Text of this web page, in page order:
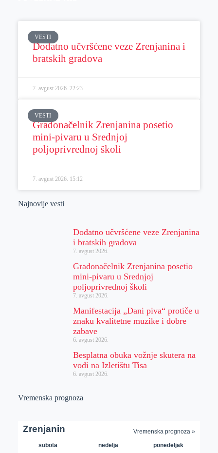
VESTI
Dodatno učvršćene veze Zrenjanina i
bratskih gradova
7. avgust 2026. 22:23
VESTI
Gradonačelnik Zrenjanina posetio
mini-pivaru u Srednjoj
poljoprivrednoj školi
7. avgust 2026. 15:12
Najnovije vesti
Dodatno učvršćene veze Zrenjanina
i bratskih gradova
7. avgust 2026.
Gradonačelnik Zrenjanina posetio
mini-pivaru u Srednjoj
poljoprivrednoj školi
7. avgust 2026.
Manifestacija „Dani piva“ protiče u
znaku kvalitetne muzike i dobre
zabave
6. avgust 2026.
Besplatna obuka vožnje skutera na
vodi na Izletištu Tisa
6. avgust 2026.
Vremenska prognoza